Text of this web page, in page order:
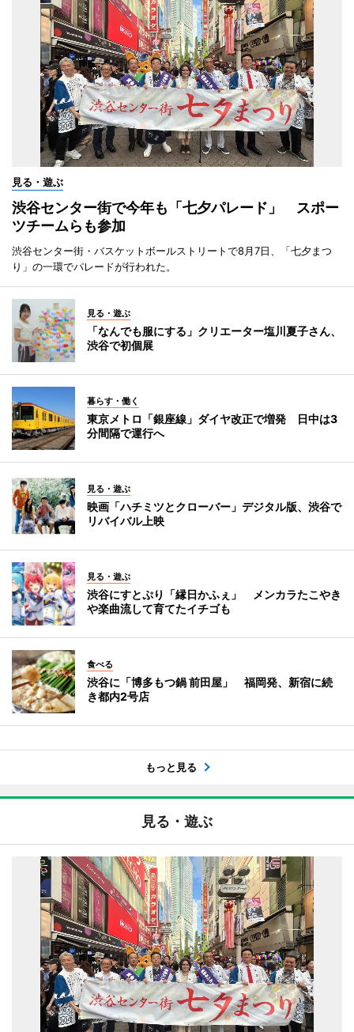
見る・遊ぶ
渋谷センター街で今年も「七夕パレード」 スポー
ツチームらも参加
渋谷センター街・バスケットボールストリートで8月7日、「七夕まつ
り」の一環でパレードが行われた。
見る・遊ぶ
「なんでも服にする」クリエーター塩川夏子さん、
渋谷で初個展
暮らす・働く
東京メトロ「銀座線」ダイヤ改正で増発 日中は3
分間隔で運行へ
見る・遊ぶ
映画「ハチミツとクローバー」デジタル版、渋谷で
リバイバル上映
見る・遊ぶ
渋谷にすとぷり「縁日かふぇ」 メンカラたこやき
や楽曲流して育てたイチゴも
食べる
渋谷に「博多もつ鍋 前田屋」 福岡発、新宿に続
き都内2号店
もっと見る
見る・遊ぶ